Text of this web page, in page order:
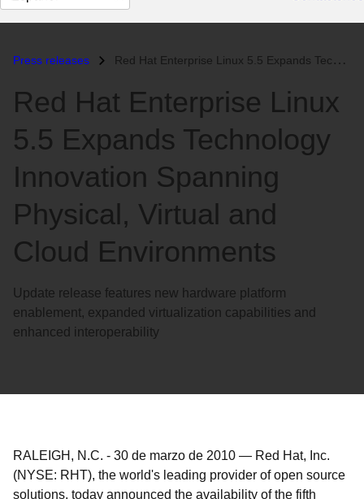
el
Press releases Red Hat Enterprise Linux 5.5 Expands Technology Innovation Spanning Ph...
Red Hat Enterprise Linux
5.5 Expands Technology
Innovation Spanning
Physical, Virtual and
Cloud Environments
Update release features new hardware platform
enablement, expanded virtualization capabilities and
enhanced interoperability
RALEIGH, N.C. - 30 de marzo de 2010 — Red Hat, Inc.
(NYSE: RHT), the world's leading provider of open source
solutions, today announced the availability of the fifth